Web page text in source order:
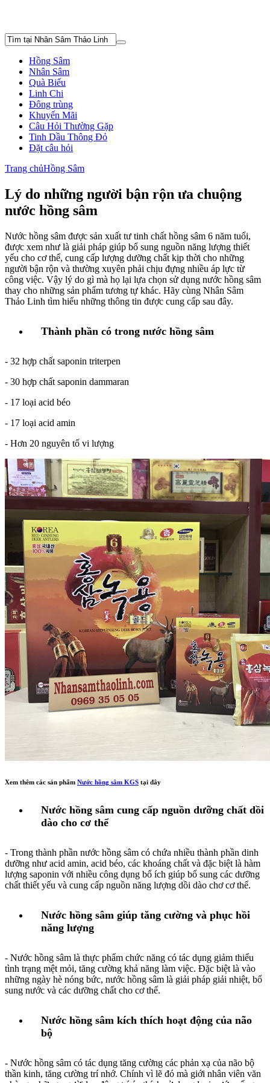
Hồng Sâm
Nhân Sâm
Quà Biếu
Linh Chi
Đông trùng
Khuyến Mãi
Câu Hỏi Thường Gặp
Tinh Dầu Thông Đỏ
Đặt câu hỏi
Trang chủHồng Sâm
Lý do những người bận rộn ưa chuộng
nước hồng sâm
Nước hồng sâm được sản xuất tư tinh chất hồng sâm 6 năm tuổi,
được xem như là giải pháp giúp bổ sung nguồn năng lượng thiết
yếu cho cơ thể, cung cấp lượng dưỡng chất kịp thời cho những
người bận rộn và thường xuyên phải chịu đựng nhiều áp lực từ
công việc. Vậy lý do gì mà họ lại lựa chọn sử dụng nước hồng sâm
thay cho những sản phẩm tương tự khác. Hãy cùng Nhân Sâm
Thảo Linh tìm hiểu những thông tin được cung cấp sau đây.
Thành phần có trong nước hồng sâm
- 32 hợp chất saponin triterpen
- 30 hợp chất saponin dammaran
- 17 loại acid béo
- 17 loại acid amin
- Hơn 20 nguyên tố vi lượng
Xem thêm các sản phẩm Nước hồng sâm KGS tại đây
Nước hồng sâm cung cấp nguồn dưỡng chất dồi
dào cho cơ thể
- Trong thành phần nước hồng sâm có chứa nhiều thành phần dinh
dưỡng như acid amin, acid béo, các khoáng chất và đặc biệt là hàm
lượng saponin với nhiều công dụng bổ ích giúp bổ sung các dưỡng
chất thiết yếu và cung cấp nguồn năng lượng dồi dào chơ cơ thể.
Nước hồng sâm giúp tăng cường và phục hồi
năng lượng
- Nước hồng sâm là thực phẩm chức năng có tác dụng giảm thiểu
tình trạng mệt mỏi, tăng cường khả năng làm việc. Đặc biệt là vào
những ngày hè nóng bức, nước hồng sâm là giải pháp giải nhiệt, bổ
sung nước và các dưỡng chất cho cơ thể.
Nước hồng sâm kích thích hoạt động của não
bộ
- Nước hồng sâm có tác dụng tăng cường các phản xạ của não bộ
thần kinh, tăng cường trí nhớ. Chính vì lẽ đó mà giới nhân viên văn